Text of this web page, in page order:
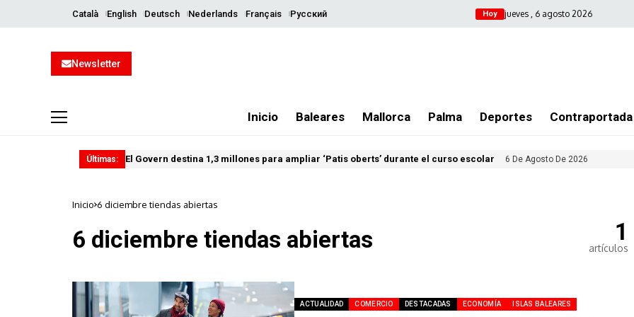
Català English Deutsch Nederlands Français Русский Hoy jueves , 6 agosto 2026
Newsletter
Inicio Baleares Mallorca Palma Deportes Contraportada
Últimas: El Govern destina 1,3 millones para ampliar ‘Patis oberts’ durante el curso escolar 6 De Agosto De 2026
Inicio 6 diciembre tiendas abiertas
6 diciembre tiendas abiertas 1
artículos
ACTUALIDAD COMERCIO DESTACADAS ECONOMÍA ISLAS BALEARES